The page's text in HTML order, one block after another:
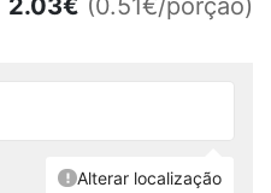
2.03€ (0.51€/porção)